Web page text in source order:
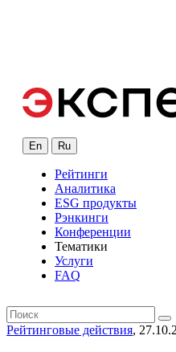
En Ru
Рейтинги
Аналитика
ESG продукты
Рэнкинги
Конференции
Тематики
Услуги
FAQ
Рейтинговые действия,